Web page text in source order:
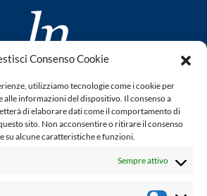
Consenso Cookie
utilizziamo tecnologie come i cookie per
alle informazioni del dispositivo. Il consenso a
di elaborare dati come il comportamento di
sito. Non acconsentire o ritirare il consenso
su alcune caratteristiche e funzioni.
Sempre attivo
da Romano Luperini
una testata giornalistica in
senza alcuna periodicità. Non può
L'autore non è responsabile per